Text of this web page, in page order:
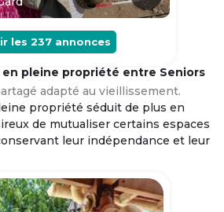
les 237 annonces
pleine propriété entre Seniors
adapté au vieillissement.
propriété séduit de plus en
de mutualiser certains espaces
leur indépendance et leur